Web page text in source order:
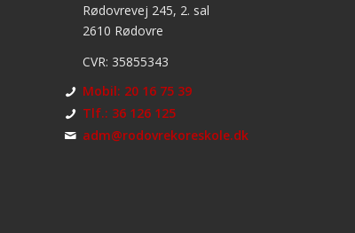
Rødovrevej 245, 2. sal
2610 Rødovre
CVR: 35855343
Mobil: 20 16 75 39
Tlf.: 36 126 125
adm@rodovrekoreskole.dk